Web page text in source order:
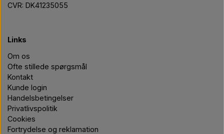
CVR: DK41235055
Links
Om os
Ofte stillede spørgsmål
Kontakt
Kunde login
Handelsbetingelser
Privatlivspolitik
Cookies
Fortrydelse og reklamation